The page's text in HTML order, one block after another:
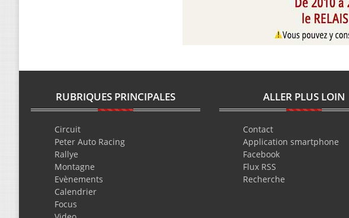
RUBRIQUES PRINCIPALES
Circuit
Peter Auto Racing
Rallye
Montagne
Evènements
Calendrier
Focus
ALLER PLUS LOIN
Contact
Application smartphone
Facebook
Flux RSS
Recherche